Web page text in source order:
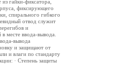
гайки-фиксатора,
фиксирующего
спирального гибкого
отвод служит
и
месте ввода-вывода.
вывода
и защищают от
и влаги по стандарту
· Степень защиты